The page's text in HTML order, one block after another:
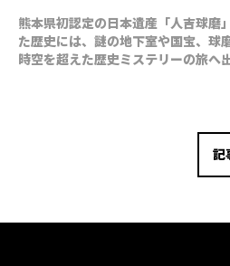
熊本県初認定の日本遺産「人吉球磨
た歴史には、謎の地下室や国宝、球
時空を超えた歴史ミステリーの旅へ
記